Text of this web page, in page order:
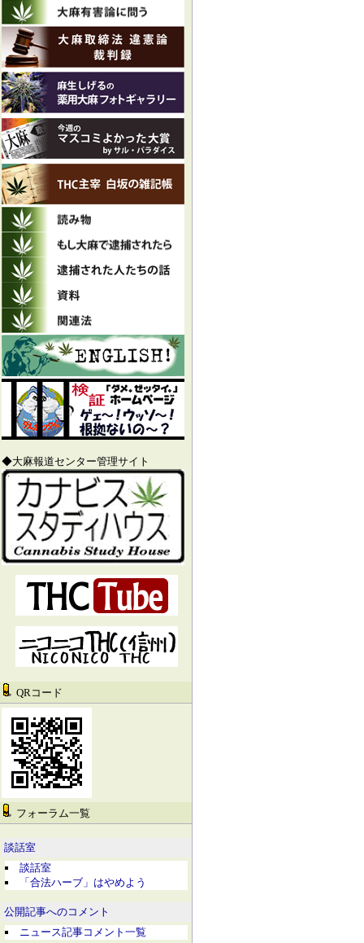
◆大麻報道センター管理サイト
QRコード
フォーラム一覧
談話室
談話室
「合法ハーブ」はやめよう
公開記事へのコメント
ニュース記事コメント一覧